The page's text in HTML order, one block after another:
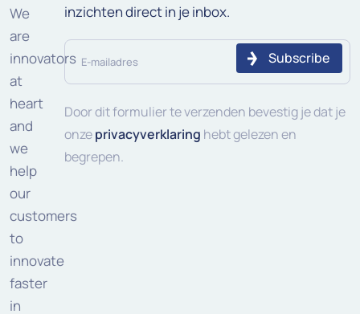
We
are
innovators
at
heart
and
we
help
our
customers
to
innovate
faster
in
inzichten direct in je inbox.
E-
mailadres
(Vereist)
Door dit formulier te verzenden bevestig je dat je
onzeprivacyverklaring hebt gelezen en
begrepen.